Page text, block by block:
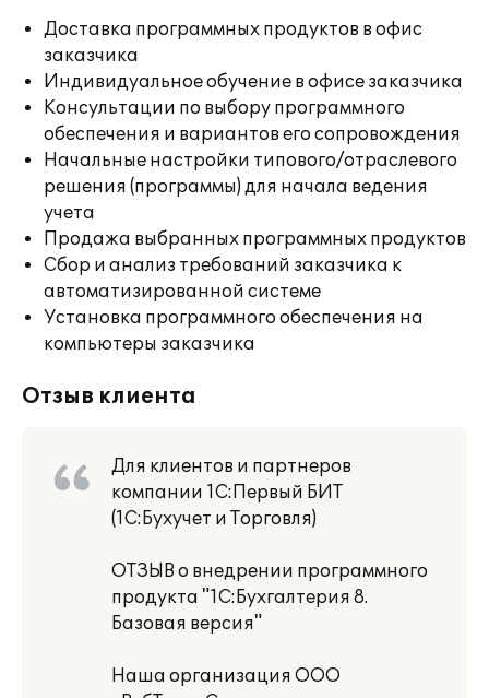
Доставка программных продуктов в офис
заказчика
Индивидуальное обучение в офисе заказчика
Консультации по выбору программного
обеспечения и вариантов его сопровождения
Начальные настройки типового/отраслевого
решения (программы) для начала ведения
учета
Продажа выбранных программных продуктов
Сбор и анализ требований заказчика к
автоматизированной системе
Установка программного обеспечения на
компьютеры заказчика
Отзыв клиента
Для клиентов и партнеров
компании 1С:Первый БИТ
(1С:Бухучет и Торговля)
ОТЗЫВ о внедрении программного
продукта "1С:Бухгалтерия 8.
Базовая версия"
Наша организация ООО